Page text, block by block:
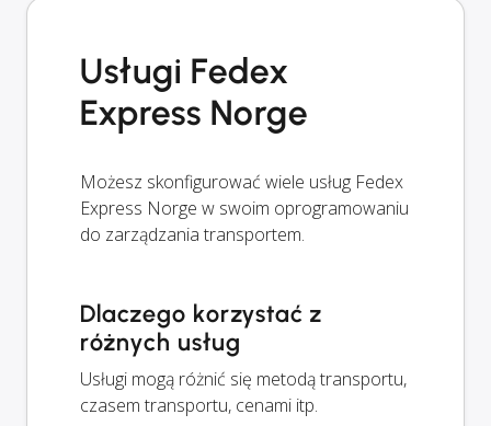
Usługi Fedex
Express Norge
Możesz skonfigurować wiele usług Fedex
Express Norge w swoim oprogramowaniu
do zarządzania transportem.
Dlaczego korzystać z
różnych usług
Usługi mogą różnić się metodą transportu,
czasem transportu, cenami itp.